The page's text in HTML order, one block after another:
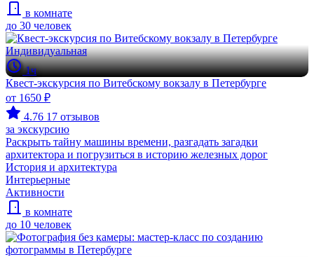
в комнате
до 30 человек
Индивидуальная
1ч
Квест-экскурсия по Витебскому вокзалу в Петербурге
от 1650 ₽
4.76 17 отзывов
за экскурсию
Раскрыть тайну машины времени, разгадать загадки
архитектора и погрузиться в историю железных дорог
История и архитектура
Интерьерные
Активности
в комнате
до 10 человек